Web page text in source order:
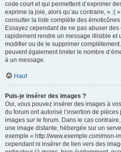
code court et qui permettent d’exprimer
exprime la joie, alors qu’au contraire, « :(
consulter la liste complète des
Essayez cependant de ne pas abuser
rapidement rendre un message illisible et
modifier ou de le supprimer
peuvent également limiter le nombre
à un message.
Haut
Puis-je insérer des images ?
Oui, vous pouvez insérer des images à
du forum ont autorisé l’insertion de
images sur le forum. Dans le cas
une image distante, hébergée sur un
exemple « http://www.exemple.com/mon-
cependant ni insérer de lien vers des